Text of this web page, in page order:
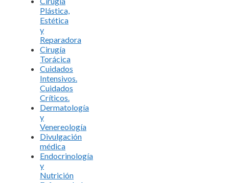
Plástica,
Estética
y
Reparadora
Cirugía
Torácica
Cuidados
Intensivos.
Cuidados
Críticos.
Dermatología
y
Venereología
Divulgación
médica
Endocrinología
y
Nutrición